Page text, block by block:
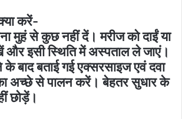
करें-
मुहं से कुछ नहीं दें। मरीज को दाईं या
और इसी स्थिति में अस्पताल ले जाएं।
बाद बताई गई एक्सरसाइज एवं दवा
का अच्छे से पालन करें। बेहतर सुधार के
छोड़ें।